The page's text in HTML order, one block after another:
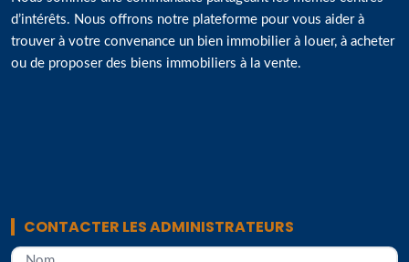
d’intérêts. Nous offrons notre plateforme pour vous aider à
trouver à votre convenance un bien immobilier à louer, à acheter
ou de proposer des biens immobiliers à la vente.
CONTACTER LES ADMINISTRATEURS